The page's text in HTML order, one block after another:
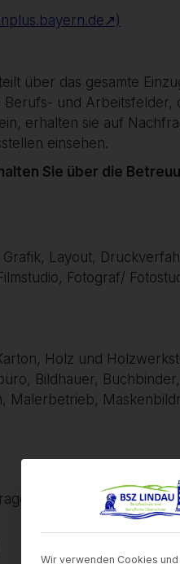
über das gesamte
und
erhalten sie auf
einsehen.
Sie über die
Layout,
Fotograf/
Holz und
Bildhauer,
Malerbetrieb,
und Anliegen an:
Wir verwenden Cookies